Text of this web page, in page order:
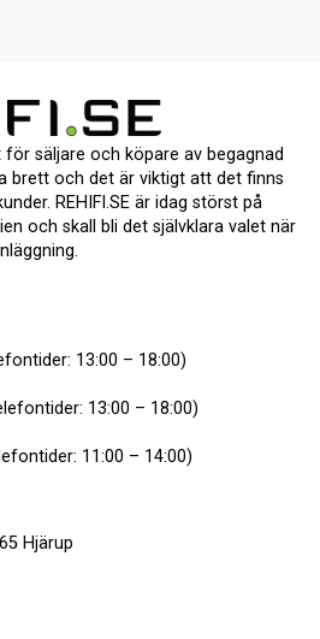
för säljare och köpare av begagnad
brett och det är viktigt att det finns
REHIFI.SE är idag störst på
och skall bli det självklara valet när
13:00 – 18:00)
13:00 – 18:00)
11:00 – 14:00)
Hjärup